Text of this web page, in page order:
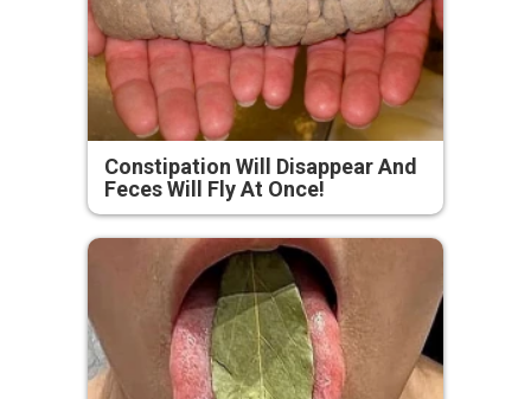
Constipation Will Disappear And
Feces Will Fly At Once!